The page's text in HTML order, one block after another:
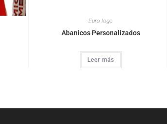
Euro logo
Abanicos Personalizados
Leer más